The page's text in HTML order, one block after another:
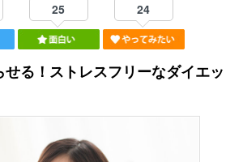
25 24
せる！ストレスフリーなダイエッ